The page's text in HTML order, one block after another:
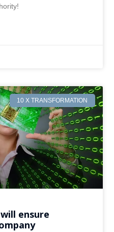
10 X TRANSFORMATION
ensure